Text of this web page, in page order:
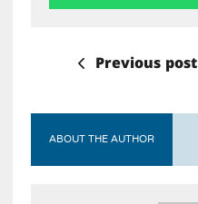
Previous post
ABOUT THE AUTHOR